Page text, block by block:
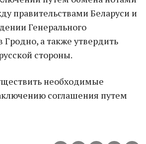
правительствами Беларуси и
Генерального
Гродно, а также утвердить
стороны.
необходимые
соглашения путем